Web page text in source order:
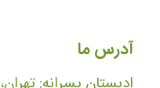
آدرس ما